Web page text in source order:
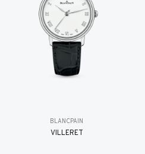
BLANCPAIN
VILLERET